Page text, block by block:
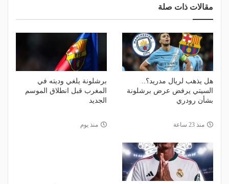
مقالات ذات صلة
هل يذهب لريال مدريد؟..
السيتي يرفض عرض برشلونة
بشأن رودري
منذ 23 ساعة
برشلونة يلغي وديته في
المغرب قبل انطلاق الموسم
الجديد
منذ يوم